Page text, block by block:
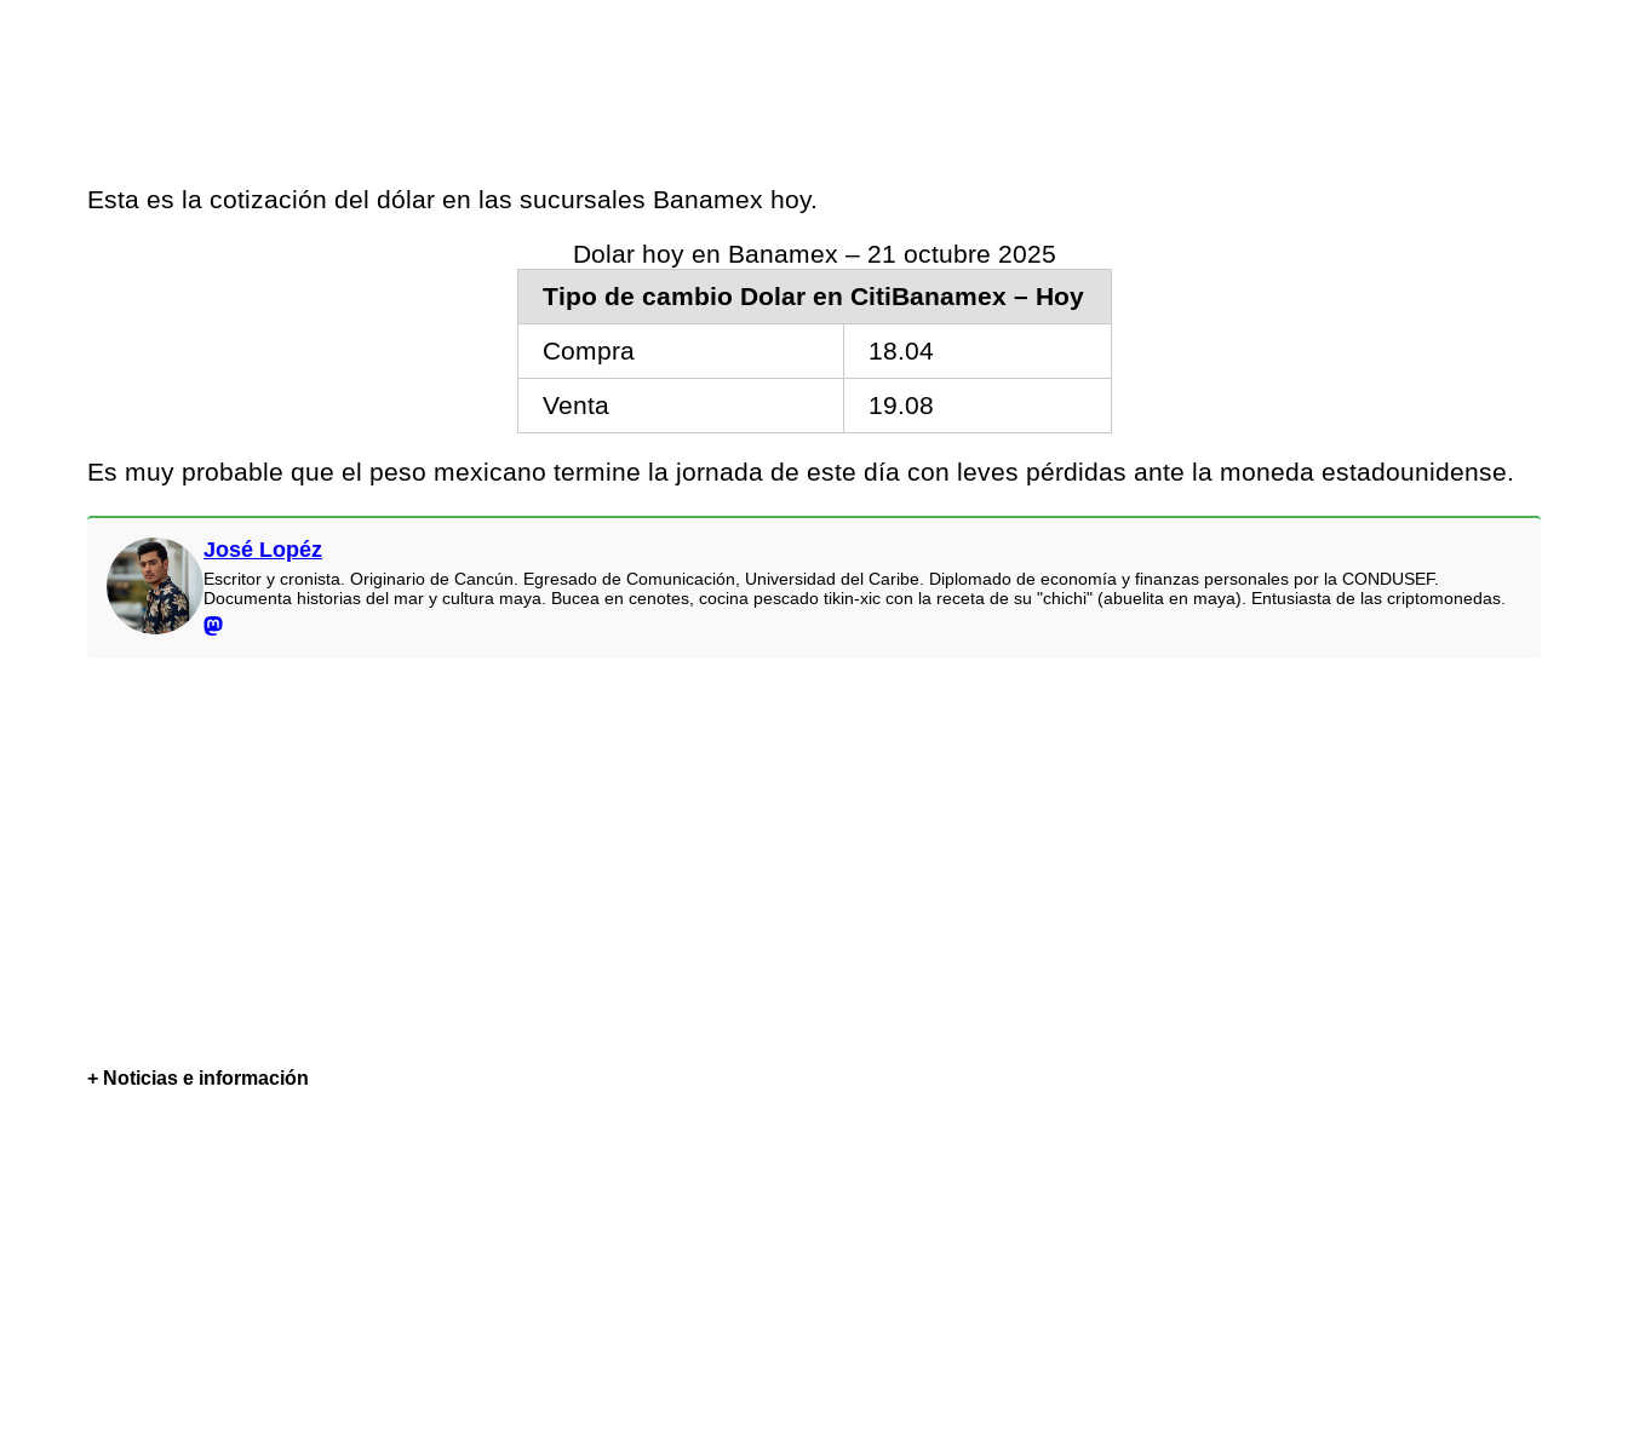
Esta es la cotización del dólar en las sucursales Banamex hoy.
Dolar hoy en Banamex – 21 octubre 2025
Tipo de cambio Dolar en CitiBanamex – Hoy
Compra
18.04
Venta
19.08
Es muy probable que el peso mexicano termine la jornada de este día con leves pérdidas ante la moneda estadounidense.
José Lopéz
Escritor y cronista. Originario de Cancún. Egresado de Comunicación, Universidad del Caribe. Diplomado de economía y finanzas personales por la CONDUSEF.
Documenta historias del mar y cultura maya. Bucea en cenotes, cocina pescado tikin-xic con la receta de su "chichi" (abuelita en maya). Entusiasta de las criptomonedas.
+ Noticias e información